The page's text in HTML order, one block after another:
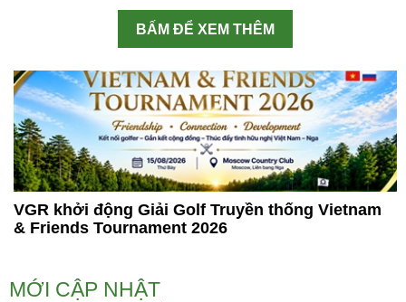
BẤM ĐỂ XEM THÊM
VGR khởi động Giải Golf Truyền thống Vietnam
& Friends Tournament 2026
MỚI CẬP NHẬT